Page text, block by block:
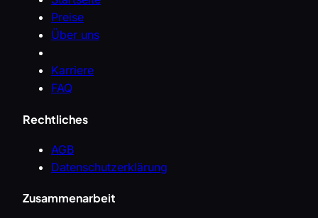
Preise
Über uns
Karriere
FAQ
Rechtliches
AGB
Datenschutzerklärung
Zusammenarbeit